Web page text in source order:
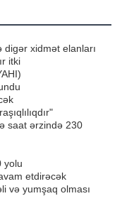
digər xidmət elanları
itki
saat ərzində 230
yolu
etdirəcək
və yumşaq olması